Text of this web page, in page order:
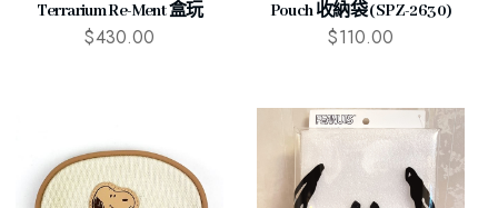
Terrarium Re-Ment 盒玩
$430.00
Pouch 收納袋 (SPZ-2630)
$110.00